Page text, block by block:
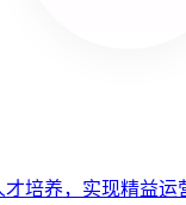
培养，实现精益运